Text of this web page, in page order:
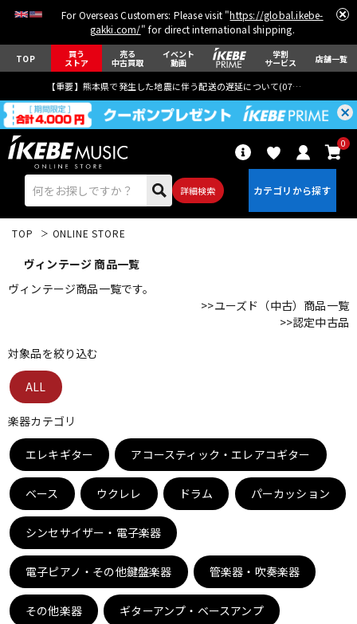
For Overseas Customers: Please visit "https://global.ikebe-
gakki.com/" for direct international shipping.
TOP 買う
ストア
売る
中古買取
イベント
動画
学割
サービス 店舗一覧
【重要】熊本県で発生した地震に伴う配送の遅延について(07月29日
詳細検索
0
アコギ/エレアコ
ドラム パーカッション
キーボード 電子ピアノ
管楽器 その他楽器
アンプ エフェクター
TOP ONLINE STORE
ヴィンテージ 商品一覧
ヴィンテージ商品一覧です。
>>ユーズド（中古）商品一覧
>>認定中古品
対象品を絞り込む
ALL
楽器カテゴリ
エレキギター アコースティック・エレアコギター
ベース ウクレレ ドラム パーカッション
シンセサイザー・電子楽器
電子ピアノ・その他鍵盤楽器 管楽器・吹奏楽器
その他楽器 ギターアンプ・ベースアンプ